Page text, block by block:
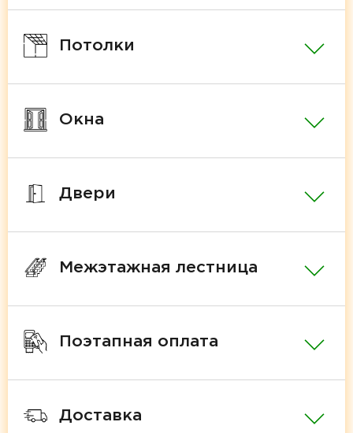
Потолки
Окна
Двери
Межэтажная лестница
Поэтапная оплата
Доставка